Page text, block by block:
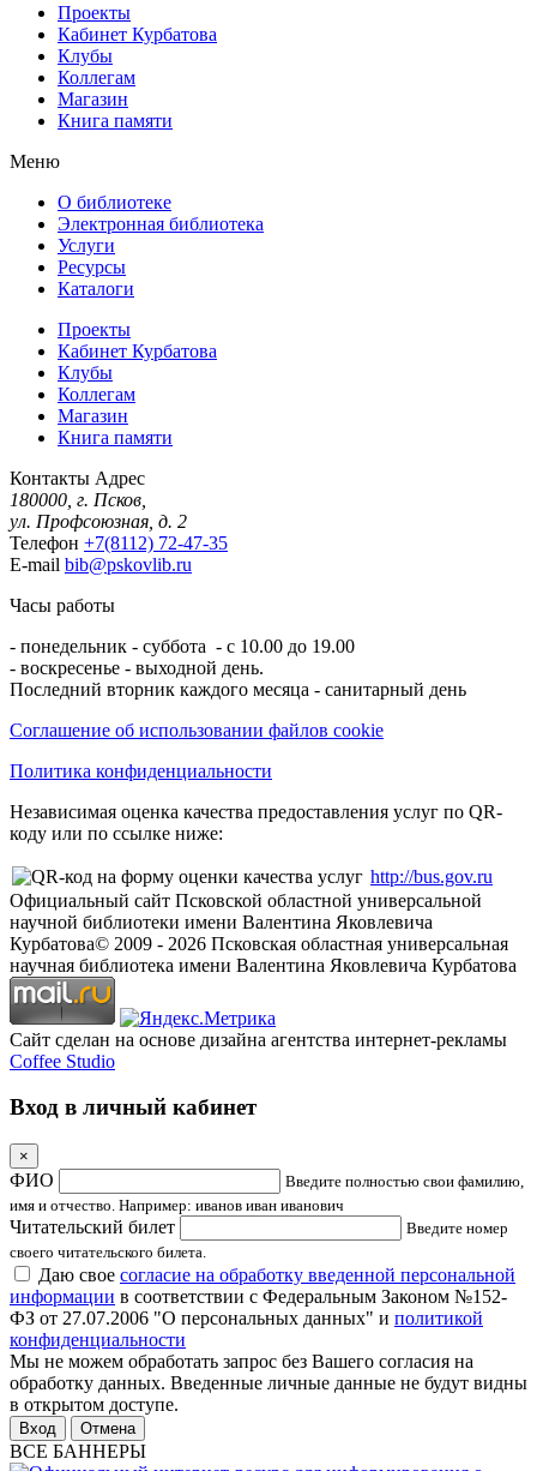
Проекты
Кабинет Курбатова
Клубы
Коллегам
Магазин
Книга памяти
Меню
О библиотеке
Электронная библиотека
Услуги
Ресурсы
Каталоги
Проекты
Кабинет Курбатова
Клубы
Коллегам
Магазин
Книга памяти
Контакты Адрес
180000, г. Псков,
ул. Профсоюзная, д. 2
Телефон +7(8112) 72-47-35
E-mail bib@pskovlib.ru
Часы работы
- понедельник - суббота - с 10.00 до 19.00
- воскресенье - выходной день.
Последний вторник каждого месяца - санитарный день
Соглашение об использовании файлов cookie
Политика конфиденциальности
Независимая оценка качества предоставления услуг по QR-
коду или по ссылке ниже:
http://bus.gov.ru
Официальный сайт Псковской областной универсальной
научной библиотеки имени Валентина Яковлевича
Курбатова© 2009 - 2026 Псковская областная универсальная
научная библиотека имени Валентина Яковлевича Курбатова
Сайт сделан на основе дизайна агентства интернет-рекламы
Coffee Studio
Вход в личный кабинет
×
ФИО
Введите полностью свои фамилию,
имя и отчество. Например: иванов иван иванович
Читательский билет
Введите номер
своего читательского билета.
Даю свое согласие на обработку введенной персональной
информации в соответствии с Федеральным Законом №152-
ФЗ от 27.07.2006 "О персональных данных" и политикой
конфиденциальности
Мы не можем обработать запрос без Вашего согласия на
обработку данных. Введенные личные данные не будут видны
в открытом доступе.
Отмена
ВСЕ БАННЕРЫ